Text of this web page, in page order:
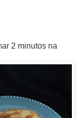
2 minutos na